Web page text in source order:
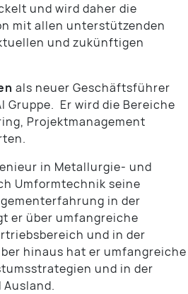
und wird daher die
mit allen unterstützenden
und zukünftigen
als neuer Geschäftsführer
Gruppe. Er wird die Bereiche
Projektmanagement
in Metallurgie- und
Umformtechnik seine
in der
er über umfangreiche
und in der
hinaus hat er umfangreiche
und in der